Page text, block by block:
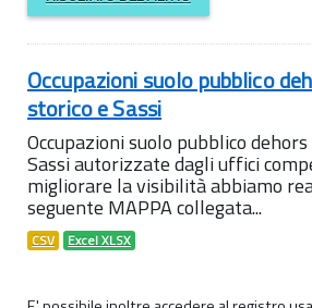
Occupazioni suolo pubblico
storico e Sassi
Occupazioni suolo pubblico
Sassi autorizzate dagli uffici
migliorare la visibilità abbiamo
seguente MAPPA collegata...
CSV Excel XLSX